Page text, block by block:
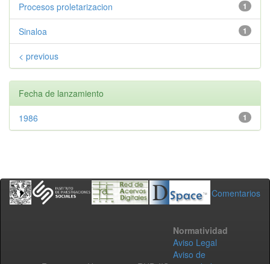
1
Procesos proletarizacion
1
Sinaloa
< previous
Fecha de lanzamiento
1
1986
Comentarios
Normatividad
Aviso Legal
Aviso de